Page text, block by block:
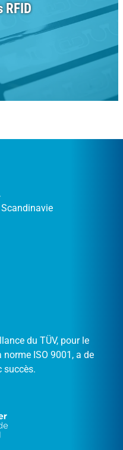
RFID
du TÜV, pour le
ISO 9001, a de
succès.